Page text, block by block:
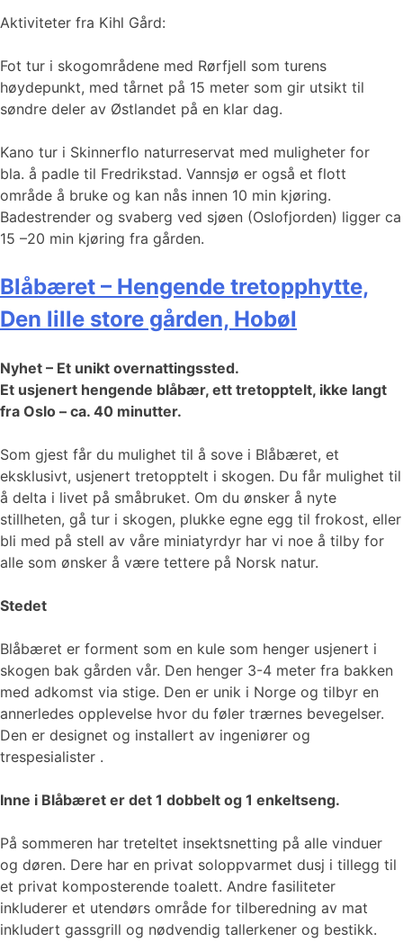
Aktiviteter fra Kihl Gård:
Fot tur i skogområdene med Rørfjell som turens
høydepunkt, med tårnet på 15 meter som gir utsikt til
søndre deler av Østlandet på en klar dag.
Kano tur i Skinnerflo naturreservat med muligheter for
bla. å padle til Fredrikstad. Vannsjø er også et flott
område å bruke og kan nås innen 10 min kjøring.
Badestrender og svaberg ved sjøen (Oslofjorden) ligger ca
15 –20 min kjøring fra gården.
Blåbæret – Hengende tretopphytte,
Den lille store gården, Hobøl
Nyhet – Et unikt overnattingssted.
Et usjenert hengende blåbær, ett tretopptelt, ikke langt
fra Oslo – ca. 40 minutter.
Som gjest får du mulighet til å sove i Blåbæret, et
eksklusivt, usjenert tretopptelt i skogen. Du får mulighet til
å delta i livet på småbruket. Om du ønsker å nyte
stillheten, gå tur i skogen, plukke egne egg til frokost, eller
bli med på stell av våre miniatyrdyr har vi noe å tilby for
alle som ønsker å være tettere på Norsk natur.
Stedet
Blåbæret er forment som en kule som henger usjenert i
skogen bak gården vår. Den henger 3-4 meter fra bakken
med adkomst via stige. Den er unik i Norge og tilbyr en
annerledes opplevelse hvor du føler trærnes bevegelser.
Den er designet og installert av ingeniører og
trespesialister .
Inne i Blåbæret er det 1 dobbelt og 1 enkeltseng.
På sommeren har treteltet insektsnetting på alle vinduer
og døren. Dere har en privat soloppvarmet dusj i tillegg til
et privat komposterende toalett. Andre fasiliteter
inkluderer et utendørs område for tilberedning av mat
inkludert gassgrill og nødvendig tallerkener og bestikk.